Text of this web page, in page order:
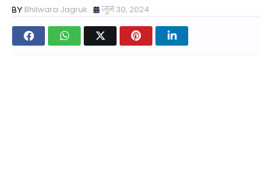
Bhilwara Jagruk जून 30, 2024